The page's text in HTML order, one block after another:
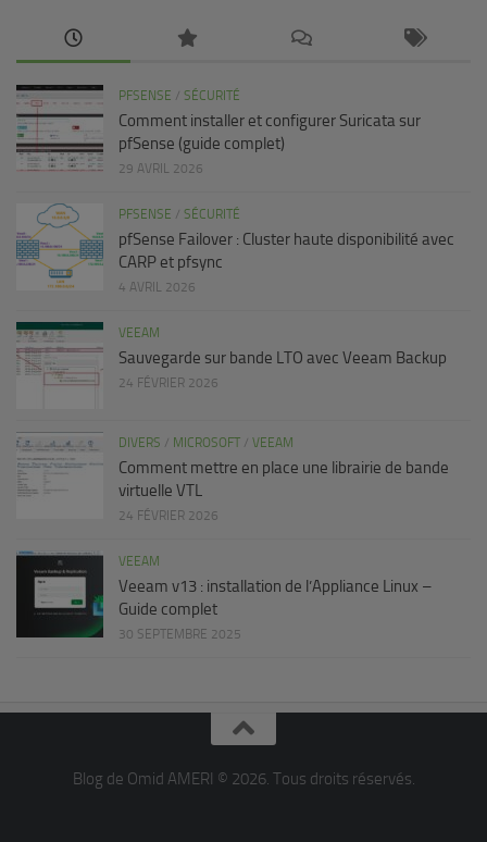
PFSENSE / SÉCURITÉ
Comment installer et configurer Suricata sur
pfSense (guide complet)
29 AVRIL 2026
PFSENSE / SÉCURITÉ
pfSense Failover : Cluster haute disponibilité avec
CARP et pfsync
4 AVRIL 2026
VEEAM
Sauvegarde sur bande LTO avec Veeam Backup
24 FÉVRIER 2026
DIVERS / MICROSOFT / VEEAM
Comment mettre en place une librairie de bande
virtuelle VTL
24 FÉVRIER 2026
VEEAM
Veeam v13 : installation de l’Appliance Linux –
Guide complet
30 SEPTEMBRE 2025
Blog de Omid AMERI © 2026. Tous droits réservés.